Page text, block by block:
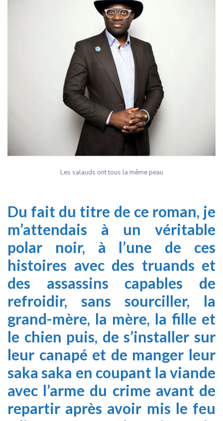
Les salauds ont tous la même peau
Du fait du titre de ce roman, je
m’attendais à un véritable
polar noir, à l’une de ces
histoires avec des truands et
des assassins capables de
refroidir, sans sourciller, la
grand-mère, la mère, la fille et
le chien puis, de s’installer sur
leur canapé et de manger leur
saka saka en coupant la viande
avec l’arme du crime avant de
repartir après avoir mis le feu